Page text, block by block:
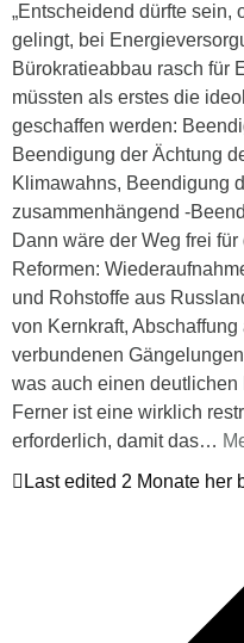
„Entscheidend dürfte sein,
gelingt, bei
Bürokratieabbau rasch für
müssten als erstes die
geschaffen werden:
Beendigung der Ächtung
Klimawahns, Beendigung
zusammenhängend -
Dann wäre der Weg frei
Reformen:
und Rohstoffe aus
von Kernkraft,
verbundenen
was auch einen
Ferner ist eine wirklich
erforderlich, damit das…
Last edited 2 Monate her